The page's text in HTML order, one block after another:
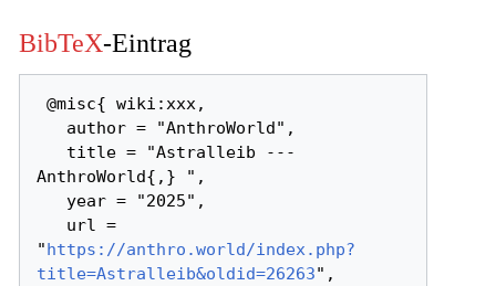
BibTeX-Eintrag
@misc{ wiki:xxx,
AnthroWorld{,} ",
"https://anthro.world/index.php?
title=Astralleib&oldid=26263",